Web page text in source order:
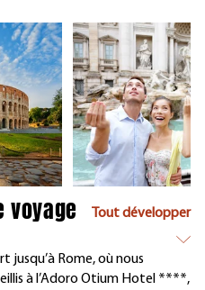
voyage
Tout développer
jusqu’à Rome, où nous
à l’Adoro Otium Hotel ****,